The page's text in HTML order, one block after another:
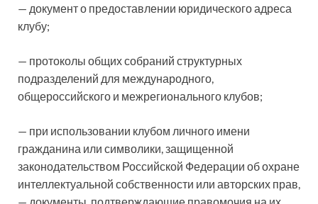
— документ о предоставлении юридического адреса
клубу;
— протоколы общих собраний структурных
подразделений для международного,
общероссийского и межрегионального клубов;
— при использовании клубом личного имени
гражданина или символики, защищенной
законодательством Российской Федерации об охране
интеллектуальной собственности или авторских прав,